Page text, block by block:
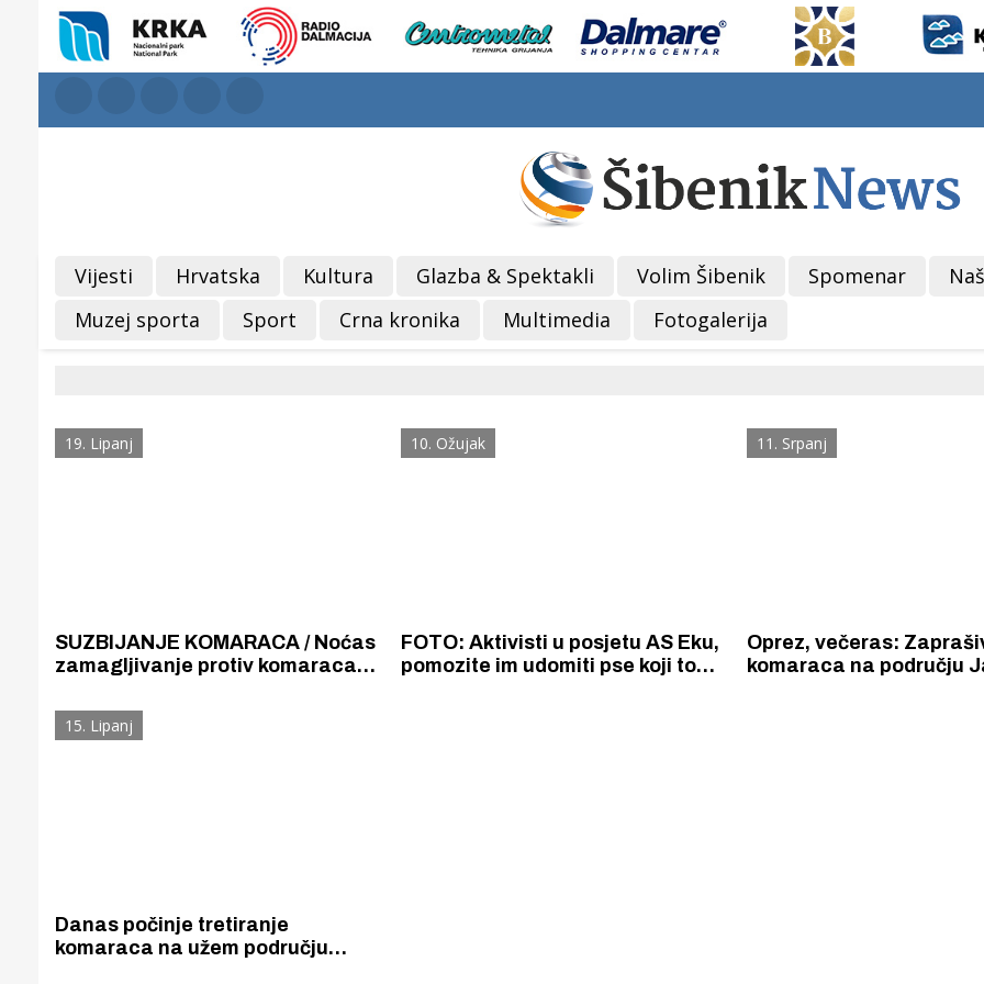
Vijesti Hrvatska Kultura Glazba & Spektakli Volim Šibenik Spomenar
Muzej sporta
Sport Crna kronika Multimedia Fotogalerija
19. Lipanj
SUZBIJANJE KOMARACA / Noćas
zamagljivanje protiv komaraca
noći u Šibeniku
10. Ožujak
FOTO: Aktivisti u posjetu AS Eku,
pomozite im udomiti pse koji to
11. Srpanj
Oprez, večeras:
komaraca na području
15. Lipanj
Danas počinje tretiranje
komaraca na užem području